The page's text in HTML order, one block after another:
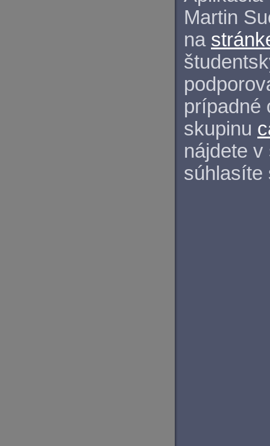
Martin
na
prípadné
skupinu
nájdete